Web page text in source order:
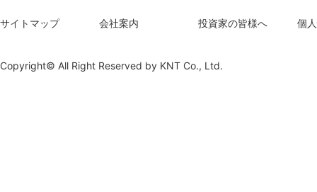
サイトマップ 会社案内 投資家の皆様へ 個
Copyright© All Right Reserved by KNT Co., Ltd.